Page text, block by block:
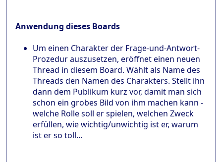
Anwendung dieses Boards
Um einen Charakter der Frage-und-Antwort-
Prozedur auszusetzen, eröffnet einen neuen
Thread in diesem Board. Wählt als Name des
Threads den Namen des Charakters. Stellt ihn
dann dem Publikum kurz vor, damit man sich
schon ein grobes Bild von ihm machen kann -
welche Rolle soll er spielen, welchen Zweck
erfüllen, wie wichtig/unwichtig ist er, warum
ist er so toll...